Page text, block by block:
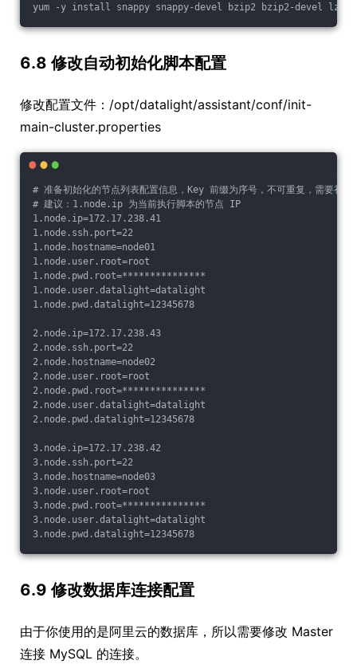
yum -y install snappy snappy-devel bzip2 bzip2-devel lzo
6.8 修改自动初始化脚本配置
修改配置文件：/opt/datalight/assistant/conf/init-
main-cluster.properties
# 准备初始化的节点列表配置信息，Key 前缀为序号，不可重复，需要初始
# 建议：1.node.ip 为当前执行脚本的节点 IP
1.node.ip=172.17.238.41
1.node.ssh.port=22
1.node.hostname=node01
1.node.user.root=root
1.node.pwd.root=***************
1.node.user.datalight=datalight
1.node.pwd.datalight=12345678
2.node.ip=172.17.238.43
2.node.ssh.port=22
2.node.hostname=node02
2.node.user.root=root
2.node.pwd.root=***************
2.node.user.datalight=datalight
2.node.pwd.datalight=12345678
3.node.ip=172.17.238.42
3.node.ssh.port=22
3.node.hostname=node03
3.node.user.root=root
3.node.pwd.root=***************
3.node.user.datalight=datalight
6.9 修改数据库连接配置
由于你使用的是阿里云的数据库，所以需要修改 Master
连接 MySQL 的连接。